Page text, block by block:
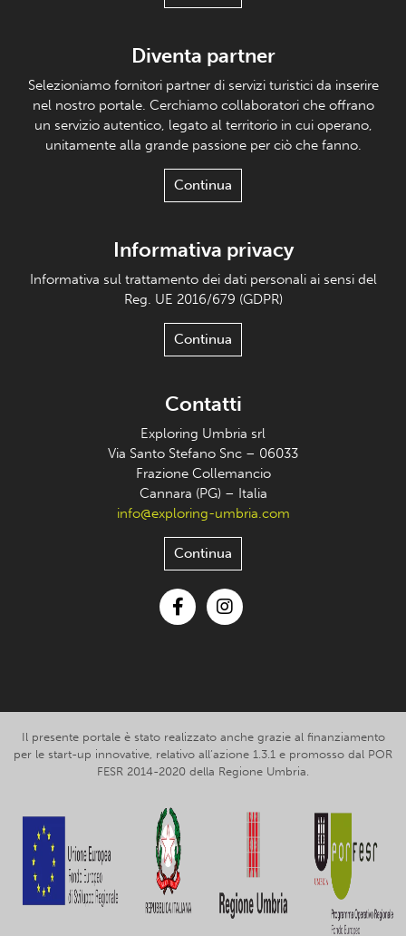
Diventa partner
Selezioniamo fornitori partner di servizi turistici da inserire
nel nostro portale. Cerchiamo collaboratori che offrano
un servizio autentico, legato al territorio in cui operano,
unitamente alla grande passione per ciò che fanno.
Continua
Informativa privacy
Informativa sul trattamento dei dati personali ai sensi del
Reg. UE 2016/679 (GDPR)
Continua
Contatti
Exploring Umbria srl
Via Santo Stefano Snc – 06033
Frazione Collemancio
Cannara (PG) – Italia
info@exploring-umbria.com
Continua
Il presente portale è stato realizzato anche grazie al finanziamento
per le start-up innovative, relativo all’azione 1.3.1 e promosso dal POR
FESR 2014-2020 della Regione Umbria.